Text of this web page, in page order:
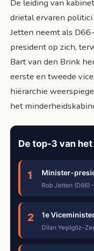
De leiding van
drietal ervaren
Jetten neemt als
president op zich,
Bart van den Brink
eerste en tweede
hiërarchie
het
De top-3 van
1 Minister-
Rob Jetten (D66)
2 1e
Dilan Yeşilgöz-